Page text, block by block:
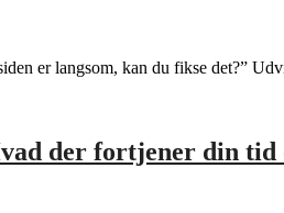
er langsom, kan du fikse det?”
der fortjener din tid